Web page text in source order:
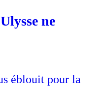
ne
éblouit pour la